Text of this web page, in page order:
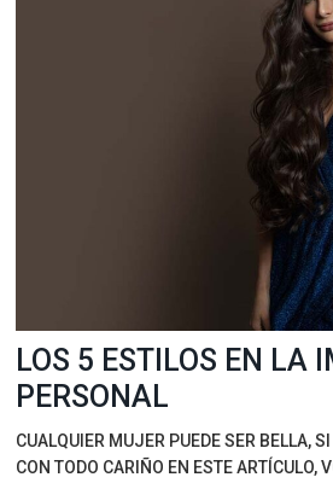
LOS 5 ESTILOS EN LA
PERSONAL
CUALQUIER MUJER PUEDE SER BELLA,
CON TODO CARIÑO EN ESTE ARTÍCULO,